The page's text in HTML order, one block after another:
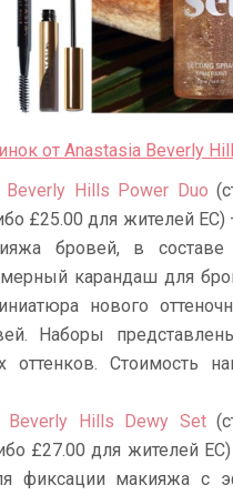
от Anastasia Beverly
Beverly Hills Power Duo
£25.00 для жителей ЕС)
бровей, в составе
карандаш для
нового
Наборы
оттенков. Стоимость
Beverly Hills Dewy Set
£27.00 для жителей
фиксации макияжа с